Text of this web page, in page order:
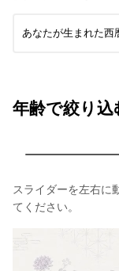
年齢で絞り込
スライダーを左右に
てください。